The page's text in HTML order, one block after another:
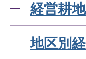
経営耕
地区別